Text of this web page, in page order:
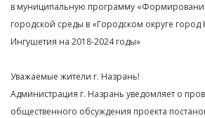
в муниципальную программу
городской среды в «Городском округе город
Ингушетия на 2018-2024 годы»
Уважаемые жители г. Назрань!
Администрация г. Назрань уведомляет о
общественного обсуждения проекта